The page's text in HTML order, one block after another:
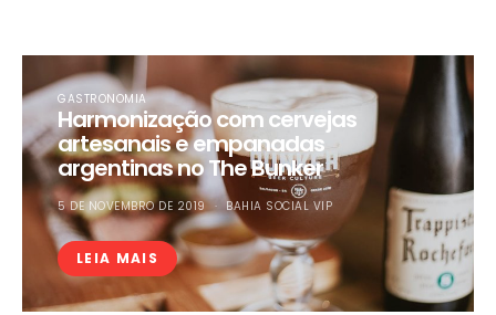
GASTRONOMIA
Harmonização com cervejas
artesanais e empanadas
argentinas no The Bunker
5 DE NOVEMBRO DE 2019 BAHIA SOCIAL VIP
LEIA MAIS